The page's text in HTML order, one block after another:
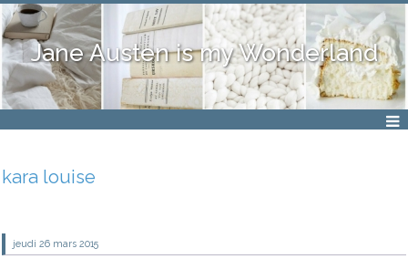
Jane Austen is my Wonderland
kara louise
jeudi 26 mars 2015